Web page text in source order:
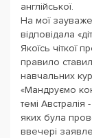
англійської.
На мої
відповідала
Якоїсь чіткої
правило
навчальних
«Мандруємо
темі Австралія
яких була
ввечері